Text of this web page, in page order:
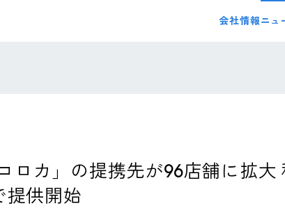
会社情報ニュ
ロカ」の提携先が96店舗に拡大
提供開始